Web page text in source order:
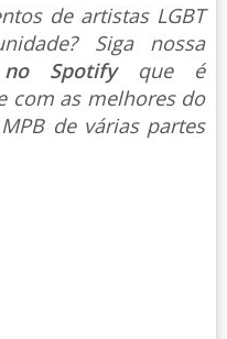
de artistas LGBT
Siga nossa
no Spotify que é
com as melhores do
de várias partes